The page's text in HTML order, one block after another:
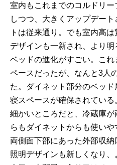
室内もこれまでのコルドリ
しつつ、大きくアップデー
トは従来通り。でも室内高
デザインも一新され、より
ベッドの進化がすごい。こ
ペースだったが、なんと3人
た。ダイネット部分のベッ
寝スペースが確保されている
細かいところだと、冷蔵庫
らもダイネットからも使い
両側面下部にあった外部収納
照明デザインも新しくなり